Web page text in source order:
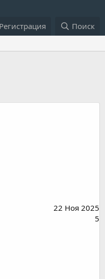
Регистрация Поиск
22 Ноя 2025
5